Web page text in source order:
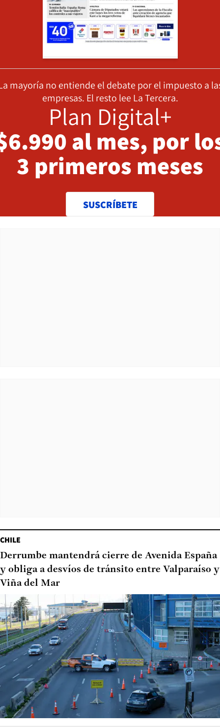
mayoría no entiende el debate por el impuesto a
empresas. El resto lee La Tercera.
Plan Digital+
al mes, por
3 primeros meses
SUSCRÍBETE
CHILE
Derrumbe mantendrá cierre de Avenida España
y obliga a desvíos de tránsito entre Valparaíso y
Viña del Mar